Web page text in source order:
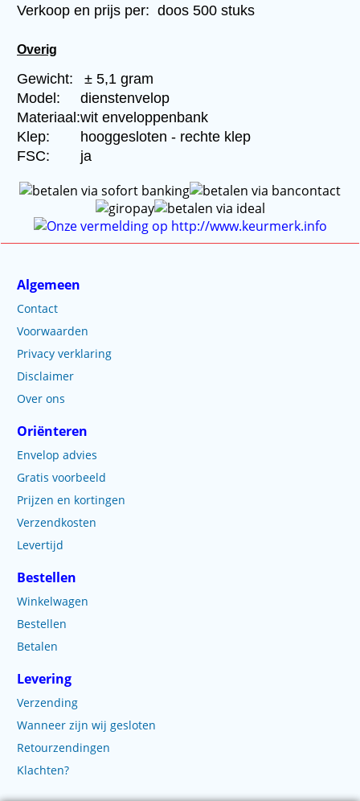
Verkoop en prijs per: doos 500 stuks
Overig
Gewicht:
± 5,1 gram
Model:
dienstenvelop
Materiaal:wit enveloppenbank
Klep:
hooggesloten - rechte klep
FSC:
ja
Algemeen
Contact
Voorwaarden
Privacy verklaring
Disclaimer
Over ons
Oriënteren
Envelop advies
Gratis voorbeeld
Prijzen en kortingen
Verzendkosten
Levertijd
Bestellen
Winkelwagen
Bestellen
Betalen
Levering
Verzending
Wanneer zijn wij gesloten
Retourzendingen
Klachten?